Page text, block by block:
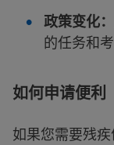
政策变化：
的任务和
如何申请便利
如果您需要残